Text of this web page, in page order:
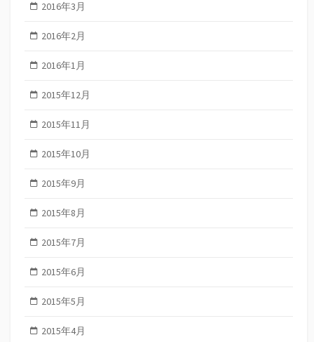
2016年3月
2016年2月
2016年1月
2015年12月
2015年11月
2015年10月
2015年9月
2015年8月
2015年7月
2015年6月
2015年5月
2015年4月